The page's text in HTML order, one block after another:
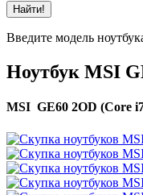
Найти!
Введите модель
Ноутбук MSI
MSI GE60 2OD (Core